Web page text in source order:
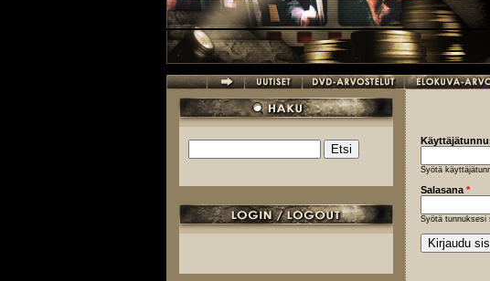
Hakulomake
Syötä
Salasana *
Syötä tunnuksesi